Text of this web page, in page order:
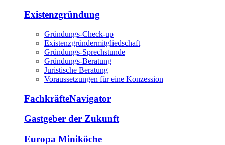
Existenzgründung
Gründungs-Check-up
Existenzgründermitgliedschaft
Gründungs-Sprechstunde
Gründungs-Beratung
Juristische Beratung
Voraussetzungen für eine Konzession
FachkräfteNavigator
Gastgeber der Zukunft
Europa Miniköche